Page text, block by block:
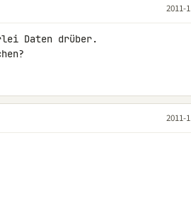
2011-
Daten drüber.
2011-